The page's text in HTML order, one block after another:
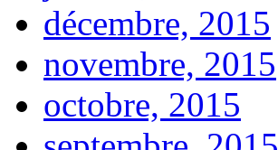
décembre, 2015
novembre, 2015
octobre, 2015